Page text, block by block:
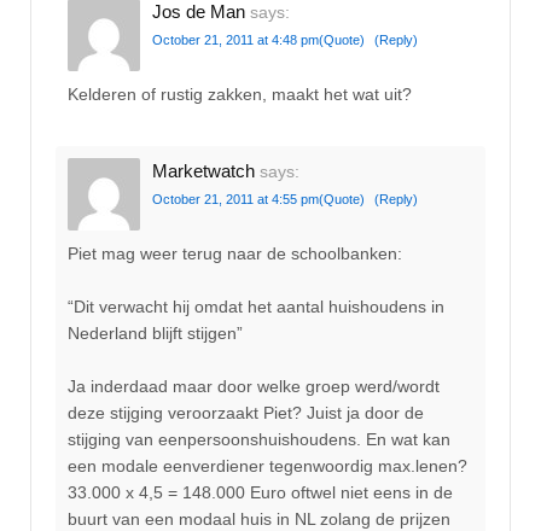
Jos de Man says:
October 21, 2011 at 4:48 pm(Quote) (Reply)
Kelderen of rustig zakken, maakt het wat uit?
Marketwatch says:
October 21, 2011 at 4:55 pm(Quote) (Reply)
Piet mag weer terug naar de schoolbanken:
“Dit verwacht hij omdat het aantal huishoudens in
Nederland blijft stijgen”
Ja inderdaad maar door welke groep werd/wordt
deze stijging veroorzaakt Piet? Juist ja door de
stijging van eenpersoonshuishoudens. En wat kan
een modale eenverdiener tegenwoordig max.lenen?
33.000 x 4,5 = 148.000 Euro oftwel niet eens in de
buurt van een modaal huis in NL zolang de prijzen